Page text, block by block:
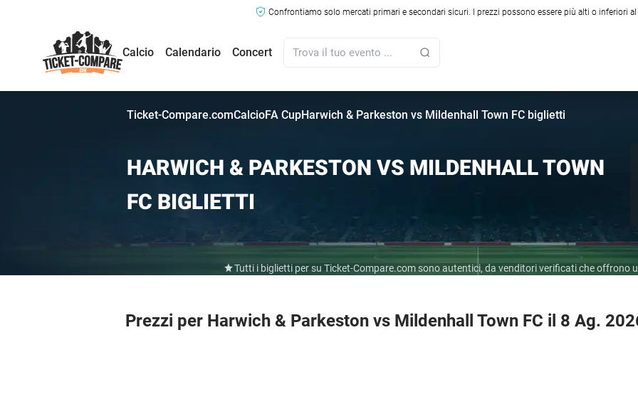
Confrontiamo solo mercati primari e secondari sicuri. I prezzi possono essere più alti o inferiori
Calcio Calendario Concert
Ticket-Compare.comCalcioFA CupHarwich & Parkeston vs Mildenhall Town FC biglietti
HARWICH & PARKESTON VS MILDENHALL TOWN
FC BIGLIETTI
Tutti i biglietti per su Ticket-Compare.com sono autentici, da venditori verificati che offrono
Prezzi per Harwich & Parkeston vs Mildenhall Town FC il 8 Ag.